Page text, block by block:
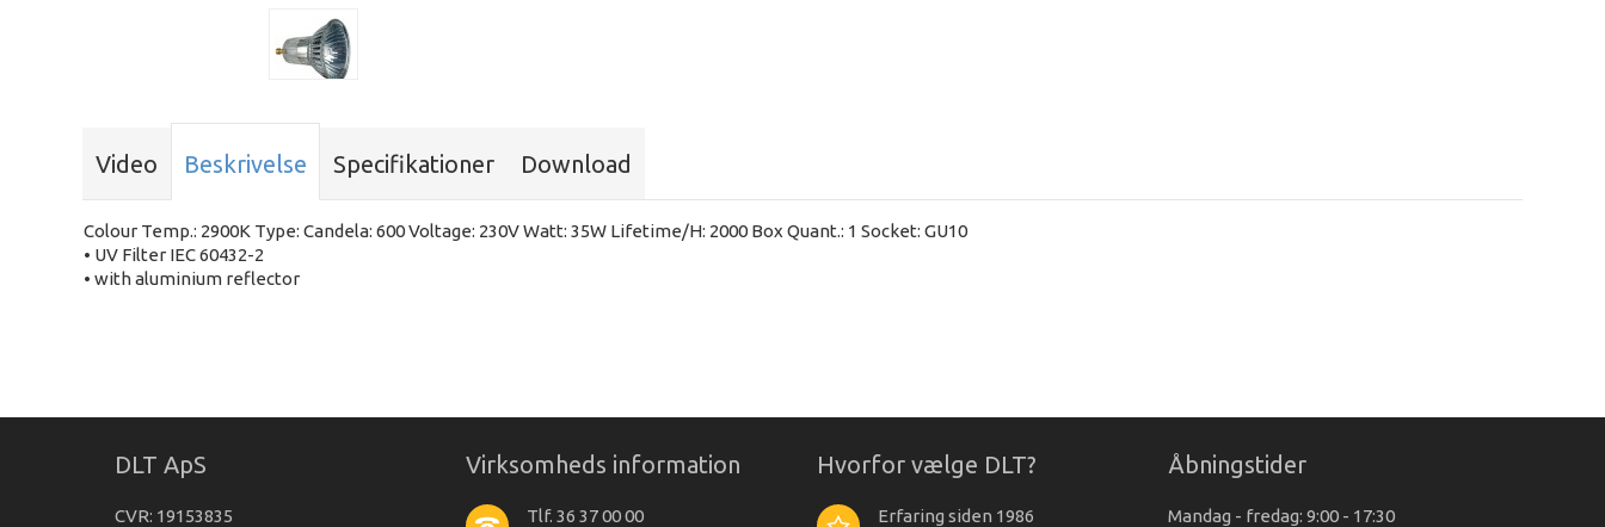
Video Beskrivelse Specifikationer Download
Colour Temp.: 2900K Type: Candela: 600 Voltage: 230V Watt: 35W Lifetime/H: 2000 Box Quant.: 1 Socket: GU10
• UV Filter IEC 60432-2
• with aluminium reflector
DLT ApS
CVR: 19153835
Virksomheds information
Tlf. 36 37 00 00
Hvorfor vælge DLT?
Erfaring siden 1986
Åbningstider
Mandag - fredag: 9:00 - 17:30